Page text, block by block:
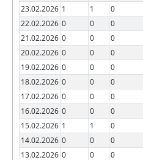
23.02.2026 1 1 0
22.02.2026 0 0 0
21.02.2026 0 0 0
20.02.2026 0 0 0
19.02.2026 0 0 0
18.02.2026 0 0 0
17.02.2026 0 0 0
16.02.2026 0 0 0
15.02.2026 1 1 0
14.02.2026 0 0 0
13.02.2026 0 0 0